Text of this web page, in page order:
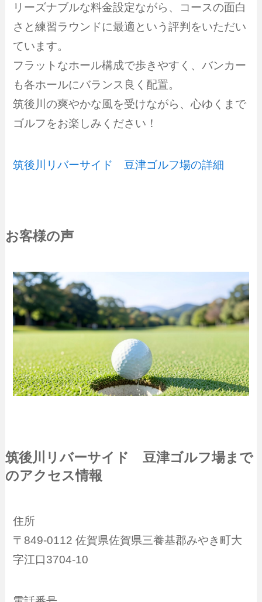
リーズナブルな料金設定ながら、コースの面白
さと練習ラウンドに最適という評判をいただい
ています。
フラットなホール構成で歩きやすく、バンカー
も各ホールにバランス良く配置。
筑後川の爽やかな風を受けながら、心ゆくまで
ゴルフをお楽しみください！
筑後川リバーサイド 豆津ゴルフ場の詳細
お客様の声
筑後川リバーサイド 豆津ゴルフ場まで
のアクセス情報
住所
〒849-0112 佐賀県佐賀県三養基郡みやき町大
字江口3704-10